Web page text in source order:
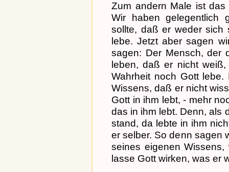
Zum andern Male ist
Wir haben gelegentlich
sollte, daß er weder sich
lebe. Jetzt aber sagen
sagen: Der Mensch, der
leben, daß er nicht
Wahrheit noch Gott
Wissens, daß er nicht
Gott in ihm lebt, - mehr
das in ihm lebt. Denn, als
stand, da lebte in ihm
er selber. So denn sagen
seines eigenen
lasse Gott wirken, was er